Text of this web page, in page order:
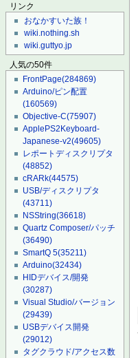
リンク
おなかすいた族！
wiki.nothing.sh
wiki.guttyo.jp
人気の50件
FrontPage(284869)
Arduino/ピン配置
(160569)
Objective-C(75907)
ApplePS2Keyboard-
Japanese-v2(49605)
レポートディスクリプタ
(48852)
cRARk(44575)
USB/ディスクリプタ
(43711)
NSString(36618)
Quartz Composer/パッチ
(36490)
SmartQ 5(35211)
Arduino(32434)
HIDデバイス/開発
(30287)
Visual Studio/バージョン
(29439)
USBデバイス開発
(29012)
タグクラウド/アクセス数